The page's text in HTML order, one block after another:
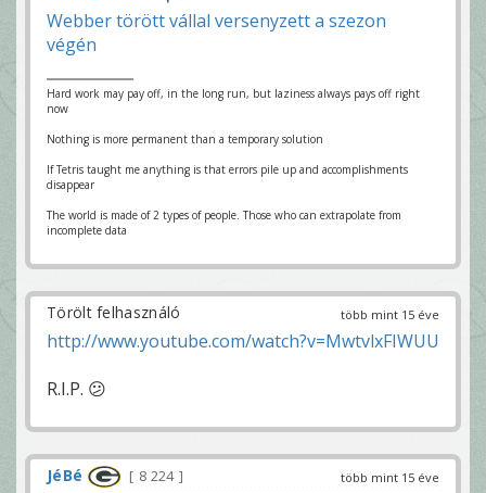
Webber törött vállal versenyzett a szezon
végén
Hard work may pay off, in the long run, but laziness always pays off right
now
Nothing is more permanent than a temporary solution
If Tetris taught me anything is that errors pile up and accomplishments
disappear
The world is made of 2 types of people. Those who can extrapolate from
incomplete data
több mint 15 éve
Törölt felhasználó
http://www.youtube.com/watch?v=MwtvlxFIWUU
R.I.P. 😕
több mint 15 éve
JéBé
8 224